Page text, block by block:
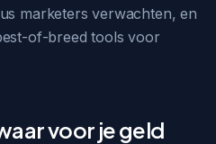
marketers verwachten, en
of-breed tools voor
voor je geld